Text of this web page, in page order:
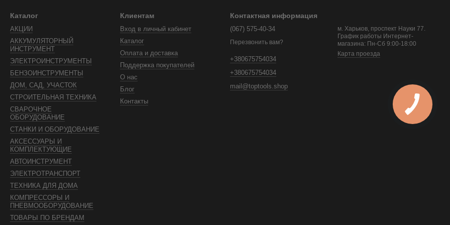
аккумуляторы
– долгий рабочий цикл без потери мощности.
(в некоторых моделях)
меньше нагрева и более долгий срок службы .
пилу выбрать?
пила– для распила древесины, обрезки веток и заготовки дров.
пила – для демонтажных работ, резки труб, металла и древесины.
пила– идеальный выбор для точного раскроя досок, фанеры и ламината.
лёгкие, удобные для садовых и монтажных работ.
18В– для лёгких работ,
домашнего и профессионального использования
пилы в TopTools и получайте свободу действий в любых условиях!
Каталог
АКЦИИ
АККУМУЛЯТОРНЫЙ
ИНСТРУМЕНТ
ЭЛЕКТРОИНСТРУМЕНТЫ
БЕНЗОИНСТРУМЕНТЫ
ДОМ, САД, УЧАСТОК
СТРОИТЕЛЬНАЯ ТЕХНИКА
СВАРОЧНОЕ
ОБОРУДОВАНИЕ
СТАНКИ И ОБОРУДОВАНИЕ
АКСЕССУАРЫ И
КОМПЛЕКТУЮЩИЕ
АВТОИНСТРУМЕНТ
ЭЛЕКТРОТРАНСПОРТ
ТЕХНИКА ДЛЯ ДОМА
КОМПРЕССОРЫ И
ПНЕВМООБОРУДОВАНИЕ
ТОВАРЫ ПО БРЕНДАМ
Клиентам
Вход в личный кабинет
Каталог
Оплата и доставка
Поддержка покупателей
О нас
Блог
Контакты
Контактная информация
(067) 575-40-34
Перезвонить вам?
+380675754034
+380675754034
mail@toptools.shop
м. Харьков, проспект Науки 77.
График работы Интернет-
магазина: Пн-Сб 9:00-18:00
Карта проезда